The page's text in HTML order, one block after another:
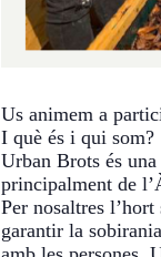
Us animem a
I què és i qui som?
Urban Brots és
principalment de
Per nosaltres
garantir la